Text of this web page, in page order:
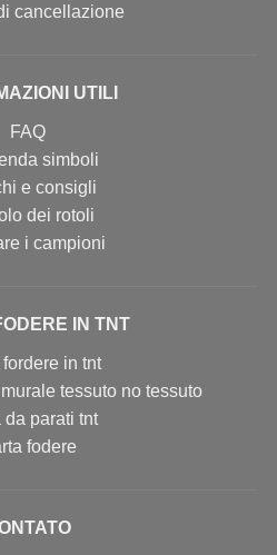
cancellazione
UTILI
FAQ
simboli
e consigli
dei rotoli
i campioni
IN TNT
in tnt
tessuto no tessuto
da parati tnt
fodere